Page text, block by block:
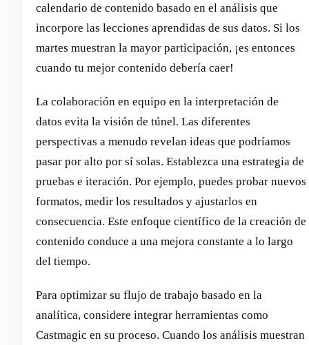
calendario de contenido basado en el análisis que
incorpore las lecciones aprendidas de sus datos. Si los
martes muestran la mayor participación, ¡es entonces
cuando tu mejor contenido debería caer!
La colaboración en equipo en la interpretación de
datos evita la visión de túnel. Las diferentes
perspectivas a menudo revelan ideas que podríamos
pasar por alto por sí solas. Establezca una estrategia de
pruebas e iteración. Por ejemplo, puedes probar nuevos
formatos, medir los resultados y ajustarlos en
consecuencia. Este enfoque científico de la creación de
contenido conduce a una mejora constante a lo largo
del tiempo.
Para optimizar su flujo de trabajo basado en la
analítica, considere integrar herramientas como
Castmagic en su proceso. Cuando los análisis muestran